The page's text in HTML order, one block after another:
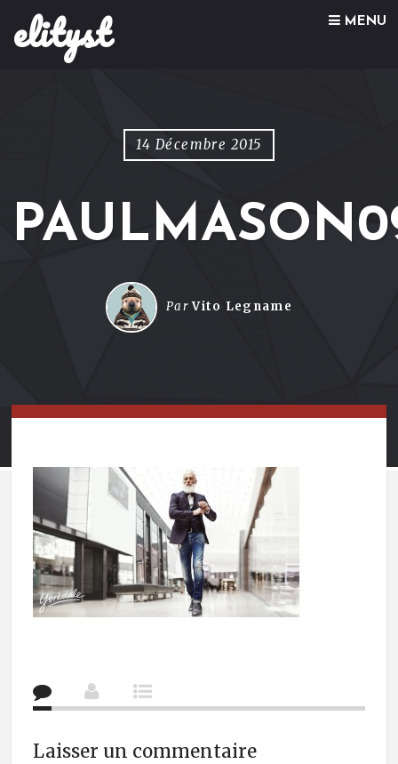
elityst MENU
Skip to content
14 Décembre 2015
ParVito Legname
Laisser un commentaire